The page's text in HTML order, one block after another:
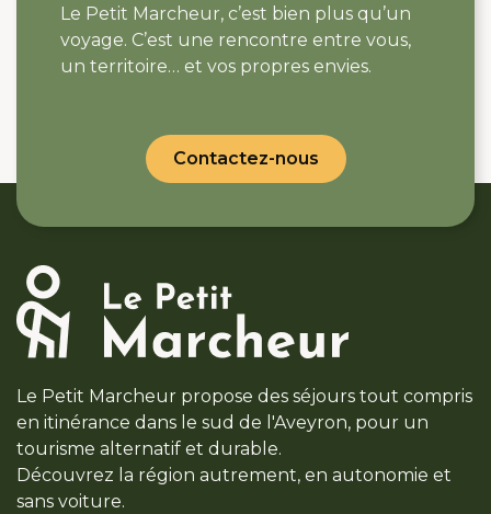
Le Petit Marcheur, c’est bien plus qu’un
voyage. C’est une rencontre entre vous,
un territoire… et vos propres envies.
Contactez-nous
Le Petit Marcheur propose des séjours tout compris
en itinérance dans le sud de l'Aveyron, pour un
tourisme alternatif et durable.
Découvrez la région autrement, en autonomie et
sans voiture.